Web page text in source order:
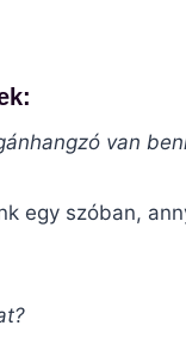
van
egy szóban,